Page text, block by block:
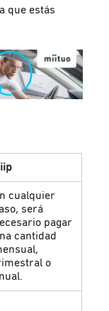
que estás
cualquier
será
pagar
cantidad
o